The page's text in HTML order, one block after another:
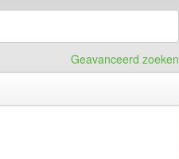
Geavanceerd zoeken